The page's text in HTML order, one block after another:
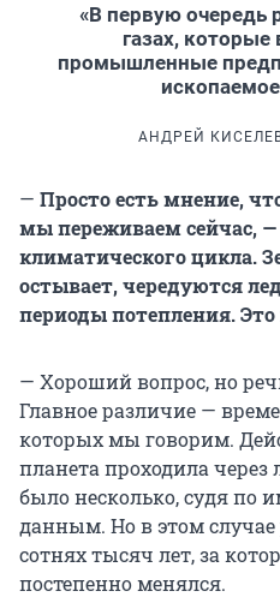
«В первую очередь
газах,
промышленные
АНДРЕЙ
— Просто есть мнение,
мы переживаем сейчас, —
климатического цикла.
остывает, чередуются
периоды потепления. Это
— Хороший вопрос, но
Главное различие —
которых мы говорим.
планета проходила
было несколько, судя по
данным. Но в этом случае
сотнях тысяч лет, за
постепенно менялся.